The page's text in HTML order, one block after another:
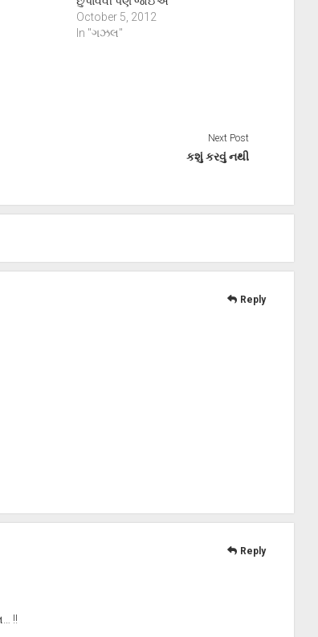
October 5, 2012
In "ગઝલ"
Next Post
કશું કરવું નથી
Reply
!!
Reply